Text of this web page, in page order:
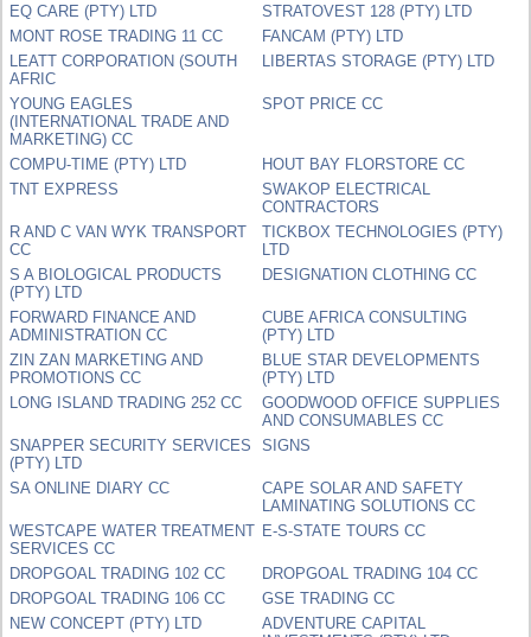
EQ CARE (PTY) LTD
STRATOVEST 128 (PTY) LTD
MONT ROSE TRADING 11 CC
FANCAM (PTY) LTD
LEATT CORPORATION (SOUTH
AFRIC
LIBERTAS STORAGE (PTY) LTD
YOUNG EAGLES
(INTERNATIONAL TRADE AND
MARKETING) CC
SPOT PRICE CC
COMPU-TIME (PTY) LTD
HOUT BAY FLORSTORE CC
TNT EXPRESS
SWAKOP ELECTRICAL
CONTRACTORS
R AND C VAN WYK TRANSPORT
CC
TICKBOX TECHNOLOGIES (PTY)
LTD
S A BIOLOGICAL PRODUCTS
(PTY) LTD
DESIGNATION CLOTHING CC
FORWARD FINANCE AND
ADMINISTRATION CC
CUBE AFRICA CONSULTING
(PTY) LTD
ZIN ZAN MARKETING AND
PROMOTIONS CC
BLUE STAR DEVELOPMENTS
(PTY) LTD
LONG ISLAND TRADING 252 CC
GOODWOOD OFFICE SUPPLIES
AND CONSUMABLES CC
SNAPPER SECURITY SERVICES
(PTY) LTD
SIGNS
SA ONLINE DIARY CC
CAPE SOLAR AND SAFETY
LAMINATING SOLUTIONS CC
WESTCAPE WATER TREATMENT
SERVICES CC
E-S-STATE TOURS CC
DROPGOAL TRADING 102 CC
DROPGOAL TRADING 104 CC
DROPGOAL TRADING 106 CC
GSE TRADING CC
NEW CONCEPT (PTY) LTD
ADVENTURE CAPITAL